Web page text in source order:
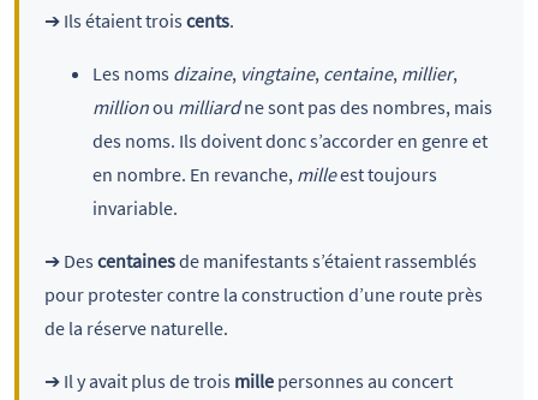
➔ Ils étaient trois cents.
Les noms dizaine, vingtaine, centaine, millier,
millionou milliardne sont pas des nombres, mais
des noms. Ils doivent donc s’accorder en genre et
en nombre. En revanche, milleest toujours
invariable.
➔ Des centainesde manifestants s’étaient rassemblés
pour protester contre la construction d’une route près
de la réserve naturelle.
➔ Il y avait plus de trois millepersonnes au concert